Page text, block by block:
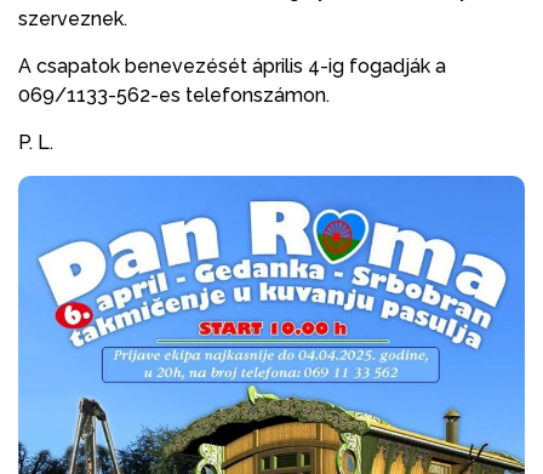
szerveznek.
A csapatok benevezését április 4-ig fogadják a
069/1133-562-es telefonszámon.
P. L.